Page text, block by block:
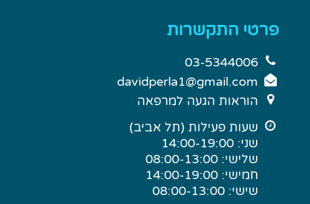
פרטי התקשרות
03-5344006
davidperla1@gmail.com
הוראות הגעה למרפאה
שעות פעילות (תל אביב)
שני: 14:00-19:00
שלישי: 08:00-13:00
חמישי: 14:00-19:00
שישי: 08:00-13:00